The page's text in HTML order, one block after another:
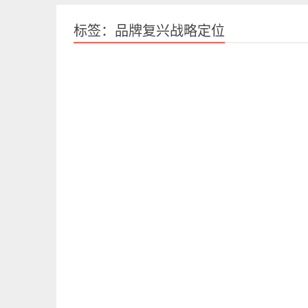
标签：品牌复兴战略定位